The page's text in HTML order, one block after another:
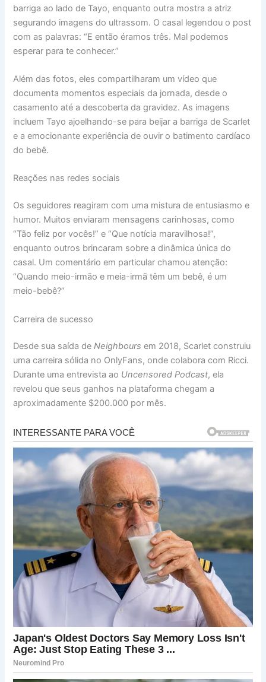
barriga ao lado de Tayo, enquanto outra mostra a atriz
segurando imagens do ultrassom. O casal legendou o post
com as palavras: “E então éramos três. Mal podemos
esperar para te conhecer.”
Além das fotos, eles compartilharam um vídeo que
documenta momentos especiais da jornada, desde o
casamento até a descoberta da gravidez. As imagens
incluem Tayo ajoelhando-se para beijar a barriga de Scarlet
e a emocionante experiência de ouvir o batimento cardíaco
do bebê.
Reações nas redes sociais
Os seguidores reagiram com uma mistura de entusiasmo e
humor. Muitos enviaram mensagens carinhosas, como
“Tão feliz por vocês!” e “Que notícia maravilhosa!”,
enquanto outros brincaram sobre a dinâmica única do
casal. Um comentário em particular chamou atenção:
“Quando meio-irmão e meia-irmã têm um bebê, é um
meio-bebê?”
Carreira de sucesso
Desde sua saída deNeighbours em 2018, Scarlet construiu
uma carreira sólida no OnlyFans, onde colabora com Ricci.
Durante uma entrevista ao Uncensored Podcast, ela
revelou que seus ganhos na plataforma chegam a
aproximadamente $200.000 por mês.